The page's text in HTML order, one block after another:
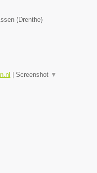
(Drenthe)
Screenshot ▼